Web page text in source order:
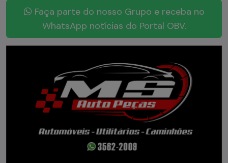
Faça parte do nosso Grupo e receba no
WhatsApp notícias do Portal OBV.